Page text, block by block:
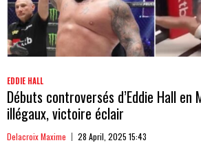
EDDIE HALL
Débuts controversés d’Eddie Hall en
illégaux, victoire éclair
Delacroix Maxime 28 April, 2025 15:43